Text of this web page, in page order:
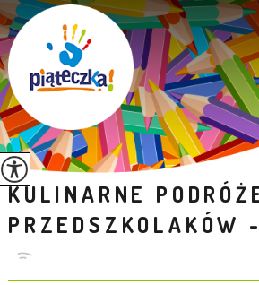
KULINARNE
PRZEDSZKOLAKÓW